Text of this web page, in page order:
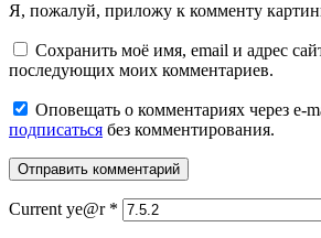
Я, пожалуй, приложу к комменту
Сохранить моё имя, email и адрес
последующих моих комментариев.
Оповещать о комментариях через e-
подписаться без комментирования.
Current ye@r *